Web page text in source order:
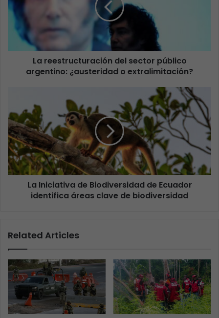
La reestructuración del sector público
argentino: ¿austeridad o extralimitación?
La Iniciativa de Biodiversidad de Ecuador
identifica áreas clave de biodiversidad
Related Articles